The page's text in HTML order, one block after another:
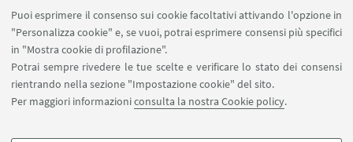
Puoi esprimere il consenso sui cookie facoltativi attivando l'opzione in
"Personalizza cookie" e, se vuoi, potrai esprimere consensi più specifici
in "Mostra cookie di profilazione".
Potrai sempre rivedere le tue scelte e verificare lo stato dei consensi
rientrando nella sezione "Impostazione cookie" del sito.
Per maggiori informazioniconsulta la nostra Cookie policy.
SEGUI UNIBO SU:
APP: